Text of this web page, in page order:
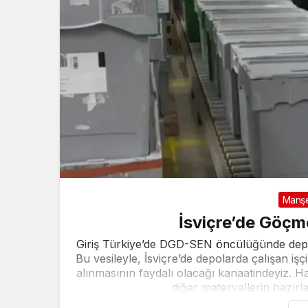
İsviçre’de
Giriş Türkiye’de DGD-SEN öncülüğünde
Bu vesileyle, İsviçre’de depolarda çalışan
alınmasının faydalı olacağı kanaatindeyiz.
diğer materyallerin